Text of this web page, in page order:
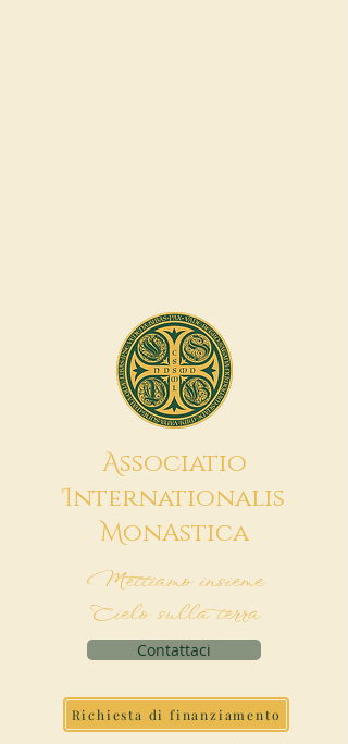
Associatio
Internationalis
MonAstica
Mettiamo insieme
Cielo sulla terra
Contattaci
Richiesta di finanziamento